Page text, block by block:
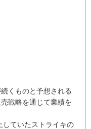
くものと予想される
戦略を通じて業績を
していたストライキの